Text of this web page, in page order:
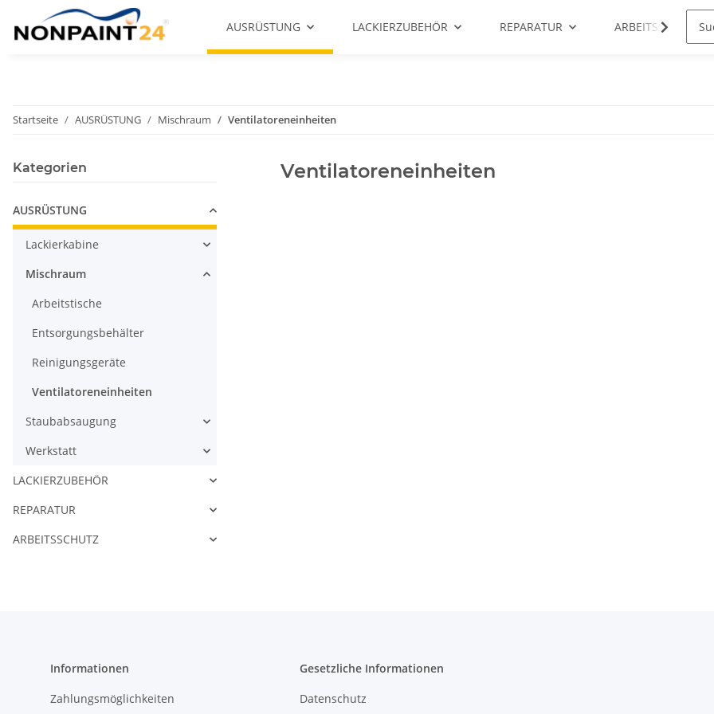
AUSRÜSTUNG LACKIERZUBEHÖR REPARATUR ARBEITSSCHUTZ
Startseite AUSRÜSTUNG Mischraum Ventilatoreneinheiten
Ventilatoreneinheiten
Kategorien
AUSRÜSTUNG
Lackierkabine
Mischraum
Arbeitstische
Entsorgungsbehälter
Reinigungsgeräte
Ventilatoreneinheiten
Staubabsaugung
Werkstatt
LACKIERZUBEHÖR
REPARATUR
ARBEITSSCHUTZ
Informationen
Zahlungsmöglichkeiten
Gesetzliche Informationen
Datenschutz